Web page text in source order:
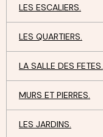
LES ESCALIERS.
LES QUARTIERS.
LA SALLE DES FETES.
MURS ET PIERRES.
LES JARDINS.